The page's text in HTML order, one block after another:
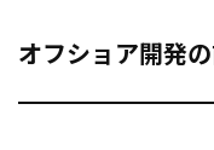
オフショア開発